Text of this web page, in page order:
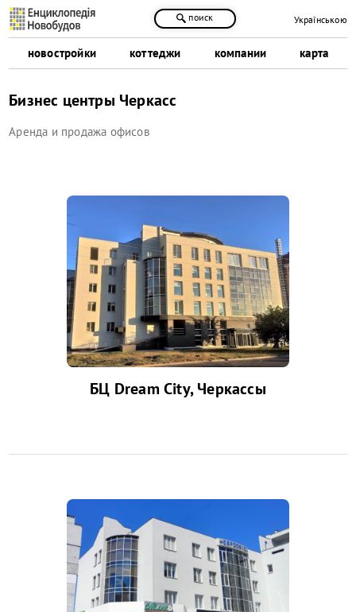
новостройки коттеджи компании карта
поиск Українською
Бизнес центры Черкасс
Аренда и продажа офисов
БЦ Dream City, Черкассы